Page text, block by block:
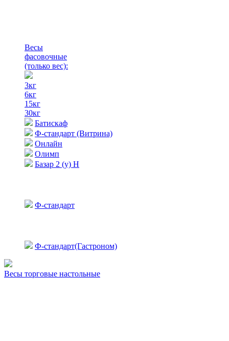
Весы
фасовочные
(только вес):
3кг
6кг
15кг
30кг
Батискаф
Ф-стандарт (Витрина)
Онлайн
Олимп
Базар 2 (у) Н
Ф-стандарт
Ф-стандарт(Гастроном)
Весы торговые настольные